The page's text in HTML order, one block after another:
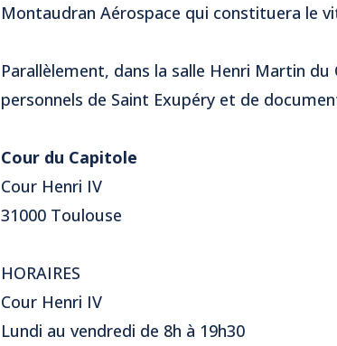
Montaudran Aérospace qui constituera le
Parallèlement, dans la salle Henri Martin
personnels de Saint Exupéry et de
Cour du Capitole
Cour Henri IV
31000 Toulouse
HORAIRES
Cour Henri IV
Lundi au vendredi de 8h à 19h30